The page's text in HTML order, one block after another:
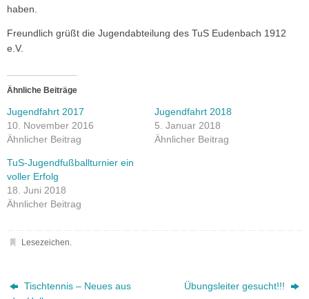
haben.
Freundlich grüßt die Jugendabteilung des TuS Eudenbach 1912
e.V.
Ähnliche Beiträge
Jugendfahrt 2017
10. November 2016
Ähnlicher Beitrag
Jugendfahrt 2018
5. Januar 2018
Ähnlicher Beitrag
TuS-Jugendfußballturnier ein
voller Erfolg
18. Juni 2018
Ähnlicher Beitrag
Lesezeichen
Tischtennis – Neues aus
Übungsleiter gesucht!!!